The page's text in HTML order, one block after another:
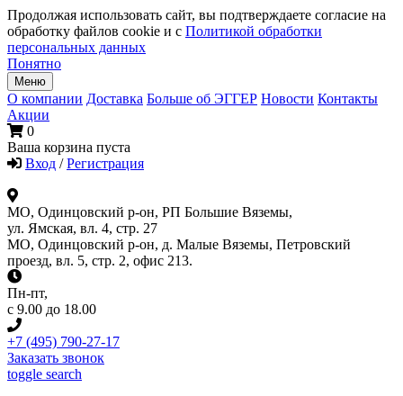
Продолжая использовать сайт, вы подтверждаете согласие на
обработку файлов cookie и с Политикой обработки
персональных данных
Понятно
Меню
О компании Доставка Больше об ЭГГЕР Новости Контакты
Акции
0
Ваша корзина пуста
Вход / Регистрация
МО, Одинцовский р-он, РП Большие Вяземы,
ул. Ямская, вл. 4, стр. 27
МО, Одинцовский р-он, д. Малые Вяземы, Петровский
проезд, вл. 5, стр. 2, офис 213.
Пн-пт,
с 9.00 до 18.00
+7 (495) 790-27-17
Заказать звонок
toggle search